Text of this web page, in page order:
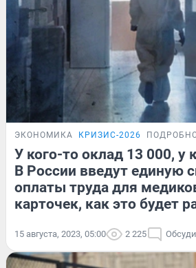
ЭКОНОМИКА КРИЗИС-2026
У кого-то оклад 13 000, у
В России введут единую
оплаты труда для
карточек, как это будет
15 августа, 2023, 05:00 2 225